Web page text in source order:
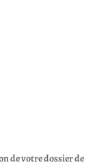
de votre dossier de